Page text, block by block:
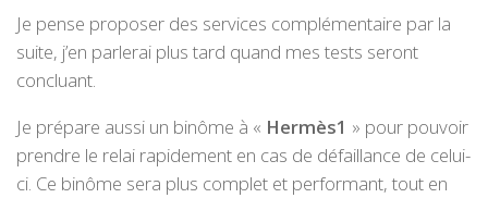
Je pense proposer des services complémentaire par la
suite, j’en parlerai plus tard quand mes tests seront
concluant.
Je prépare aussi un binôme à « Hermès1 » pour pouvoir
prendre le relai rapidement en cas de défaillance de celui-
ci. Ce binôme sera plus complet et performant, tout en